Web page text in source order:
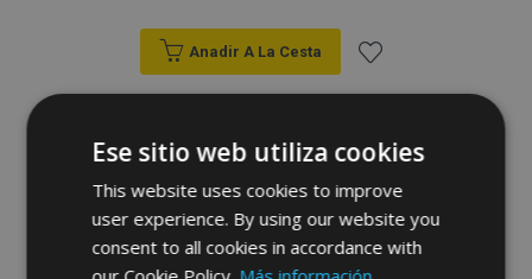
Anadir A La Cesta
Añadir
a la
Lista
de
Ese sitio web utiliza cookies
This website uses cookies to improve
user experience. By using our website you
consent to all cookies in accordance with